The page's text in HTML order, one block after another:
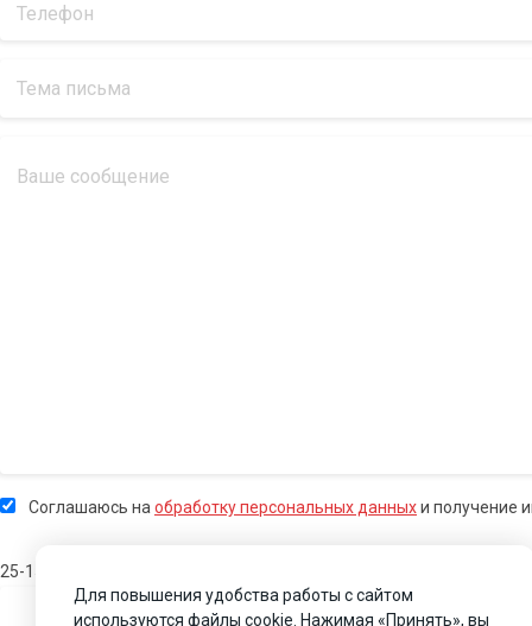
Соглашаюсь наобработку персональных данныхи получение
25-15
Для повышения удобства работы с сайтом
используются файлы cookie. Нажимая «Принять», вы